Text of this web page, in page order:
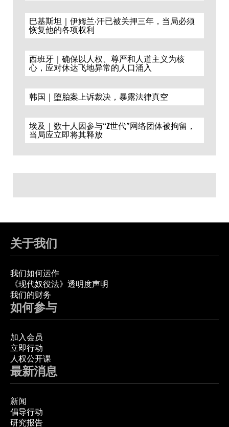
巴基斯坦｜伊姆兰·汗已被关押三年，当局必须
恢复他的各项权利
西班牙｜确保以人权、尊严和人道主义为核
心，应对休达飞地异常的人口涌入
韩国｜堕胎案上诉裁决，暴露法律真空
埃及｜数十人因参与“Z世代”网络团体被拘留，
当局应立即将其释放
关于我们
我们如何运作
《现代奴役法》透明度声明
我们的财务
如何参与
加入会员
立即行动
人权公开课
最新消息
新闻
倡导行动
研究报告